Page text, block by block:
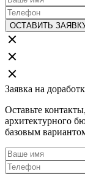
ОСТАВИТЬ
Заявка на
Оставьте
архитектурного
базовым